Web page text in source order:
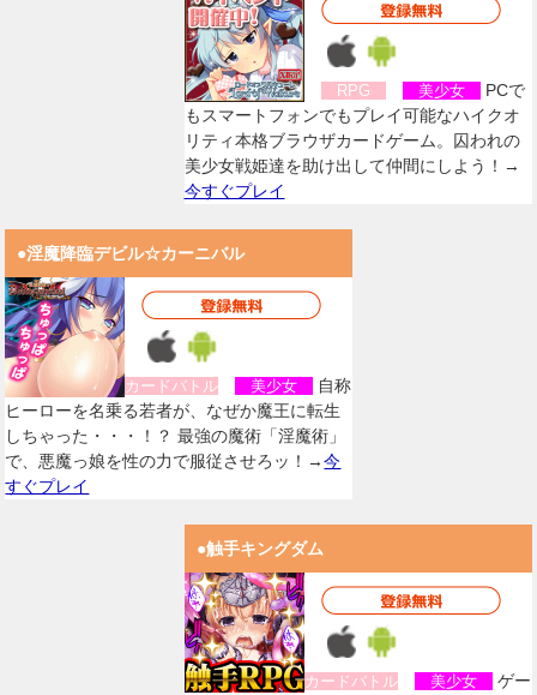
RPG 美少女
PCで
もスマートフォンでもプレイ可能なハイクオ
リティ本格ブラウザカードゲーム。囚われの
美少女戦姫達を助け出して仲間にしよう！→
今すぐプレイ
●淫魔降臨デビル☆カーニバル
カードバトル 美少女
自称
ヒーローを名乗る若者が、なぜか魔王に転生
しちゃった・・・！？ 最強の魔術「淫魔術」
で、悪魔っ娘を性の力で服従させろッ！→今
すぐプレイ
●触手キングダム
カードバトル 美少女
ゲー